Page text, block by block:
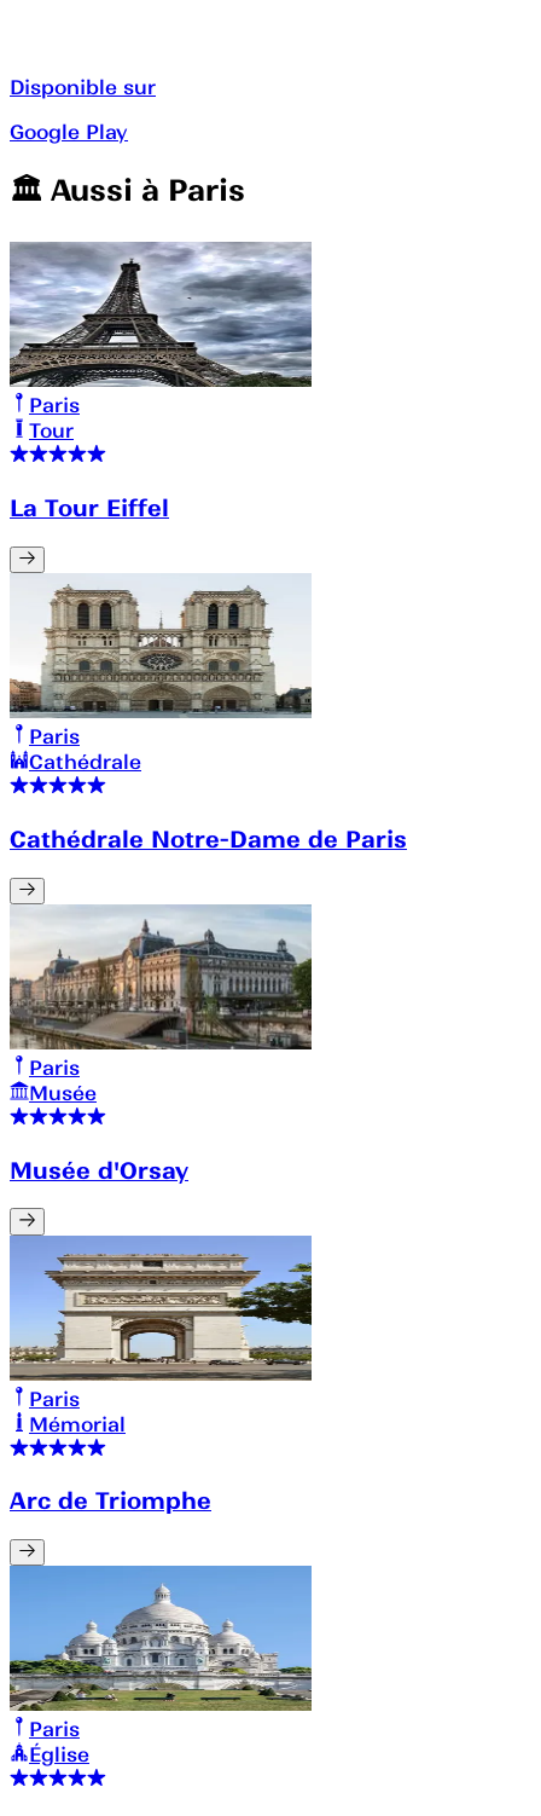
Disponible sur
Google Play
🏛️️ Aussi à Paris
Paris
Tour
La Tour Eiffel
Paris
Cathédrale
Cathédrale Notre-Dame de Paris
Paris
Musée
Musée d'Orsay
Paris
Mémorial
Arc de Triomphe
Paris
Église